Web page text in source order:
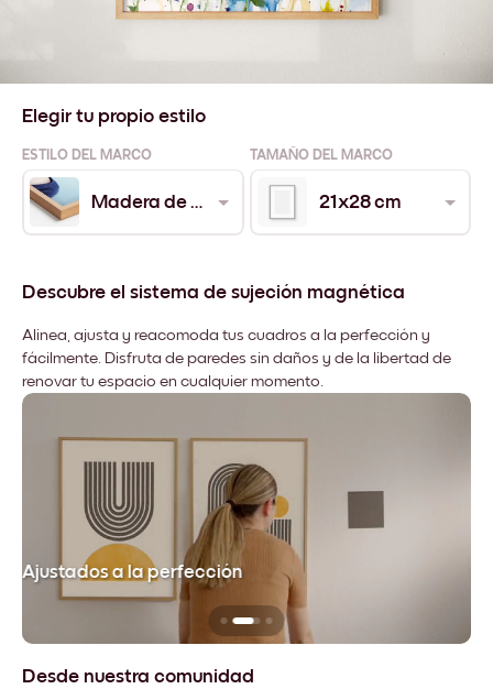
Elegir tu propio estilo
ESTILO DEL MARCO TAMAÑO DEL MARCO
Madera de Roble 21x28 cm
Descubre el sistema de sujeción magnética
Alinea, ajusta y reacomoda tus cuadros a la perfección y
fácilmente. Disfruta de paredes sin daños y de la libertad de
renovar tu espacio en cualquier momento.
Ajustados a la perfección
Desde nuestra comunidad